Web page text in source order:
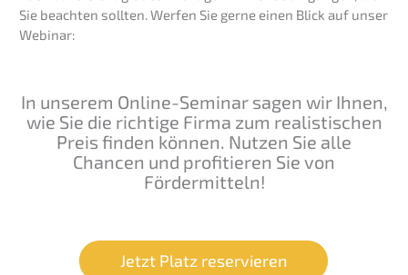
Sie beach­ten sollten. Werfen Sie gerne einen Blick auf unser
Webinar:
In unserem Online-Seminar sagen wir Ihnen,
wie Sie die richti­ge Firma zum realis­ti­schen
Preis finden können. Nutzen Sie alle
Chancen und profi­tie­ren Sie von
Fördermitteln!
Jetzt Platz reservieren